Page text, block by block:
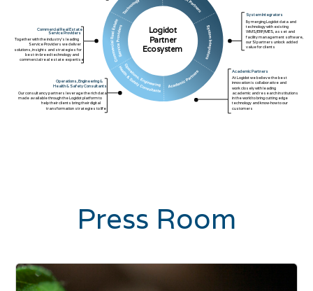
Logidot
Partner
Ecosystem
System Integrators
By merging Logidot data and
technology with existing
WMS/ERP/MES, asset and
facility management software,
our SI partners unlock added
value for clients
Academic Partners
At Logidot we believe the best
innovation is collaborative and
work closely with leading
academic and research institutions
in the world to bring cutting edge
technology and know-how to our
customers
Commercial Real Estate
Service Providers
Together with the industry’s leading
Service Providers we deliver
solutions, insights and strategies for
best-in-breed technology and
commercial real estate expertise
Operations, Engineering &
Health & Safety Consultants
Our consultancy partners leverage the rich data
made available through the Logidot platform to
help their clients bring their digital
transformation strategies to life
Press Room